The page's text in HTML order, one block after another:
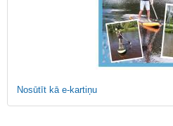
Nosūtīt kā e-kartiņu